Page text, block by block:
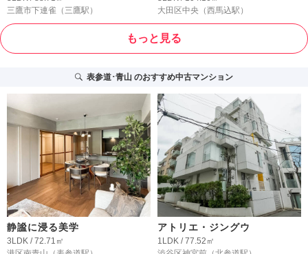
三鷹市下連雀 （三鷹駅）
大田区中央 （西馬込駅）
もっと見る
表参道･青山のおすすめ中古マンション
静謐に浸る美学
3LDK / 72.71㎡
アトリエ・ジングウ
1LDK / 77.52㎡